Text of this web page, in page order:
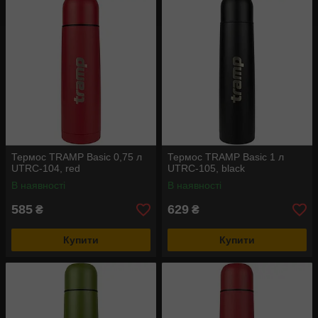
Термос TRAMP Basic 0,75 л
UTRC-104, red
В наявності
585 ₴
Купити
Термос TRAMP Basic 1 л
UTRC-105, black
В наявності
629 ₴
Купити